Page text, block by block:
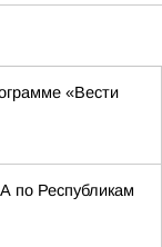
«Вести
Республикам